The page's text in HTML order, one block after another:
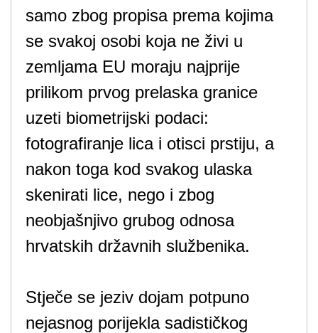
samo zbog propisa prema kojima
se svakoj osobi koja ne živi u
zemljama EU moraju najprije
prilikom prvog prelaska granice
uzeti biometrijski podaci:
fotografiranje lica i otisci prstiju, a
nakon toga kod svakog ulaska
skenirati lice, nego i zbog
neobjašnjivo grubog odnosa
hrvatskih državnih službenika.
Stječe se jeziv dojam potpuno
nejasnog porijekla sadističkog